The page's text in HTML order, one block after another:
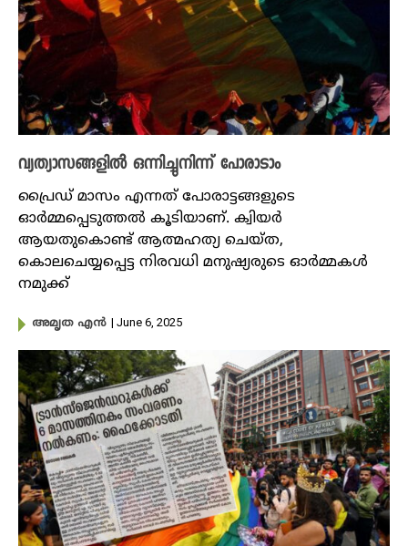
വ്യത്യാസങ്ങളിൽ ഒന്നിച്ചുനിന്ന് പോരാടാം
പ്രൈഡ് മാസം എന്നത് പോരാട്ടങ്ങളുടെ
ഓർമ്മപ്പെടുത്തൽ കൂടിയാണ്. ക്വിയർ
ആയതുകൊണ്ട് ആത്മഹത്യ ചെയ്ത,
കൊലചെയ്യപ്പെട്ട നിരവധി മനുഷ്യരുടെ ഓർമ്മകൾ
നമുക്ക്
അമൃത എൻ | June 6, 2025